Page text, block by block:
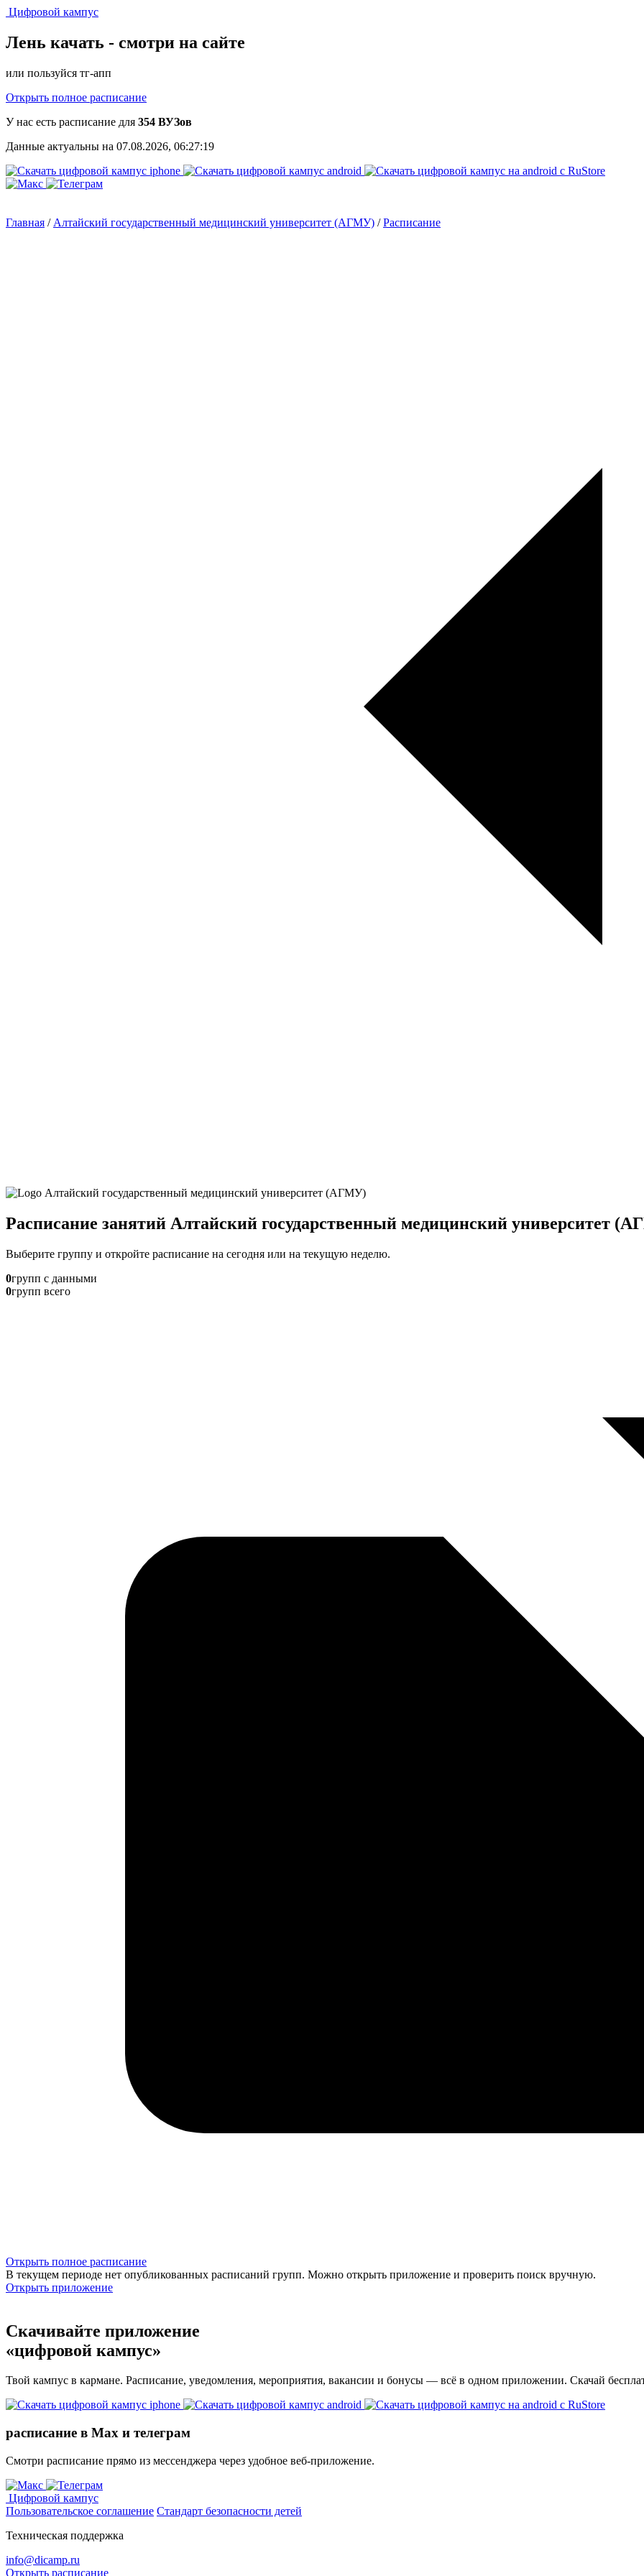
Цифровой кампус
Лень качать - смотри на сайте
или пользуйся тг-апп
Открыть полное расписание
У нас есть расписание для 354 ВУЗов
Данные актуальны на 07.08.2026, 06:27:19
Главная / Алтайский государственный медицинский университет (АГМУ) /Расписание
Расписание занятий Алтайский государственный медицинский университет
Выберите группу и откройте расписание на сегодня или на текущую неделю.
0групп с данными
0групп всего
Открыть полное расписание
В текущем периоде нет опубликованных расписаний групп. Можно открыть приложение и проверить поиск вручную.
Открыть приложение
Скачивайте приложение
«цифровой кампус»
Твой кампус в кармане. Расписание, уведомления, мероприятия, вакансии и бонусы — всё в одном приложении. Скачай
расписание в Max и телеграм
Смотри расписание прямо из мессенджера через удобное веб‑приложение.
Цифровой кампус
Пользовательское соглашение Стандарт безопасности детей
Техническая поддержка
info@dicamp.ru
Открыть расписание